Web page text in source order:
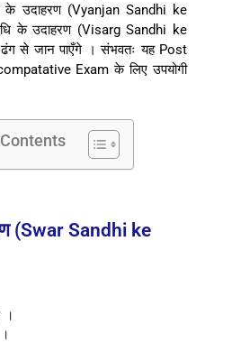
के उदाहरण (Vyanjan Sandhi ke
के उदाहरण (Visarg Sandhi ke
से जान पाएँगे । संभवतः यह Post
Exam के लिए उपयोगी
(Swar Sandhi ke
।